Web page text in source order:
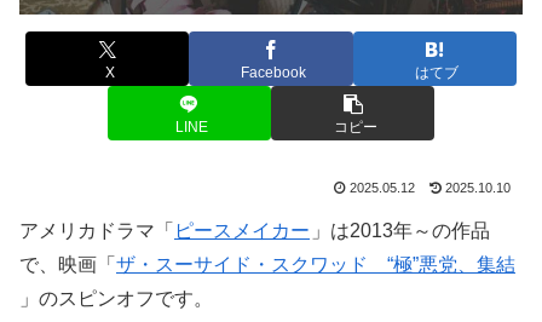
X Facebook はてブ
LINE コピー
2025.05.12 2025.10.10
アメリカドラマ「 ピースメイカー 」は2013年～の作品
で、映画「 ザ・スーサイド・スクワッド “極”悪党、集結
」のスピンオフです。